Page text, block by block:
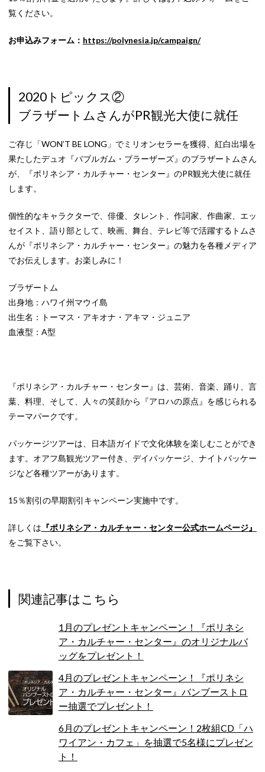
覧ください。
お申込みフォーム： https://polynesia.jp/campaign/
2020トピックス②
ブラザートムさんがPR観光大使に就任
ご存じ「WON’T BE LONG」でミリオンセラーを獲得、紅白出場を
果たしたデュオ『バブルガム・ブラーザーズ』のブラザートムさん
が、『ポリネシア・カルチャー・センター』のPR観光大使に就任
します。
個性的なキャラクターで、俳優、タレント、作詞家、作曲家、エッ
セイスト、語り部として、映画、舞台、テレビ等で活躍するトムさ
んが『ポリネシア・カルチャー・センター』の魅力を各種メディア
でお伝えします。お楽しみに！
ブラザートム
出身地：ハワイ州マウイ島
出生名：トーマス・アキオナ・アキマ・ジュニア
血液型：A型
『ポリネシア・カルチャー・センター』は、芸術、音楽、踊り、言
葉、料理、そして、人々の笑顔から『アロハの原点』を感じられる
テーマパークです。
パッケージツアーは、日本語ガイドで文化体験を楽しむことができ
ます。オアフ島観光ツアー付き、デイパッケージ、ナイトパッケー
ジなど各種ツアーがあります。
15％割引の早期割引キャンペーン実施中です。
詳しくは 『ポリネシア・カルチャー・センター公式ホームページ』
をご覧下さい。
関連記事はこちら
1月のプレゼントキャンペーン！『ポリネシ
ア・カルチャー・センター』のオリジナルバ
ッグをプレゼント！
4月のプレゼントキャンペーン！『ポリネシ
ア・カルチャー・センター』バンブーストロ
ー抽選でプレゼント！
6月のプレゼントキャンペーン！2枚組CD「ハ
ワイアン・カフェ」を抽選で5名様にプレゼン
ト！